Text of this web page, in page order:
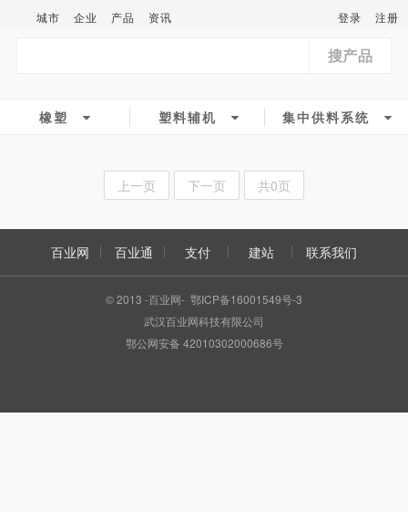
城市 企业 产品 资讯 登录 注册
搜产品
橡塑 塑料辅机 集中供料系统
上一页 下一页 共0页
百业网 百业通 支付 建站 联系我们
© 2013 -百业网- 鄂ICP备16001549号-3
武汉百业网科技有限公司
鄂公网安备 42010302000686号